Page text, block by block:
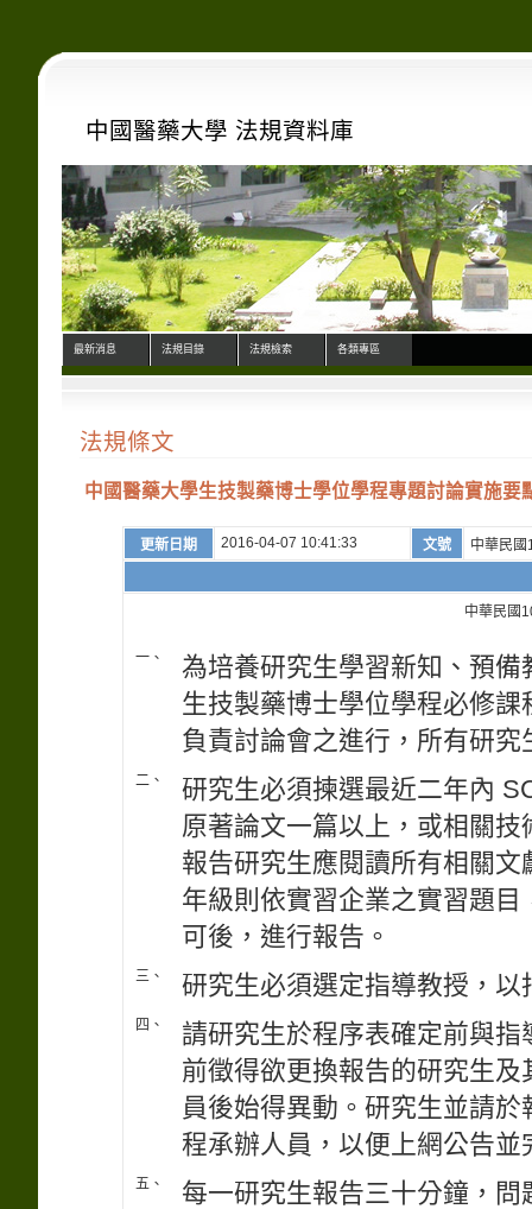
中國醫藥大學 法規資料庫
最新消息 法規目錄 法規檢索 各類專區
法規條文
中國醫藥大學生技製藥博士學位學程專題討論實施要
更新日期 2016-04-07 10:41:33 文號 中華民
中華民國
一、
為培養研究生學習新知、預
生技製藥博士學位學程必修
負責討論會之進行，所有研
二、
研究生必須揀選最近二年內
原著論文一篇以上，或相關
報告研究生應閱讀所有相關
年級則依實習企業之實習題
可後，進行報告。
三、 研究生必須選定指導教授，
四、
請研究生於程序表確定前與
前徵得欲更換報告的研究生
員後始得異動。研究生並請
程承辦人員，以便上網公告並
五、 每一研究生報告三十分鐘，問